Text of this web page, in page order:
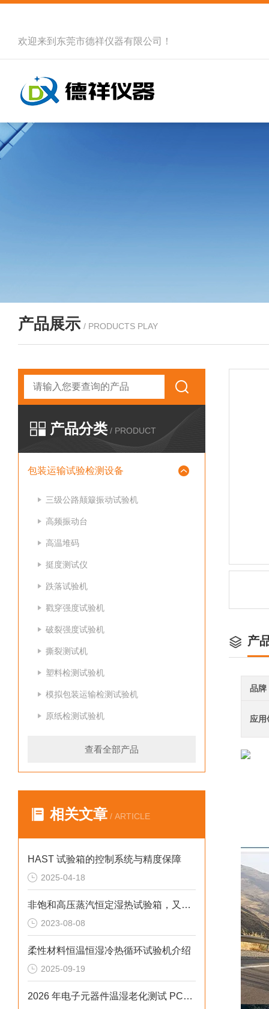
欢迎来到 东莞市德祥仪器有限公司 ！
产品展示 / PRODUCTS PLAY
产品分类 / PRODUCT
包装运输试验检测设备
三级公路颠簸振动试验机
高频振动台
高温堆码
挺度测试仪
跌落试验机
戳穿强度试验机
破裂强度试验机
撕裂测试机
塑料检测试验机
模拟包装运输检测试验机
原纸检测试验机
查看全部产品
相关文章 / ARTICLE
HAST 试验箱的控制系统与精度保障
2025-04-18
非饱和高压蒸汽恒定湿热试验箱，又名：HAST
2023-08-08
柔性材料恒温恒湿冷热循环试验机介绍
2025-09-19
2026 年电子元器件温湿老化测试 PCT 高温高压老化试验箱排行榜
产
品牌
应用